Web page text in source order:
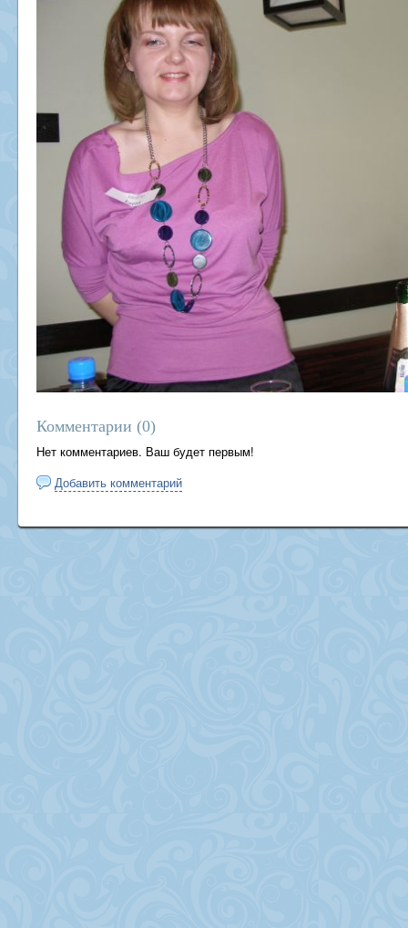
Комментарии (0)
Нет комментариев. Ваш будет первым!
Добавить комментарий